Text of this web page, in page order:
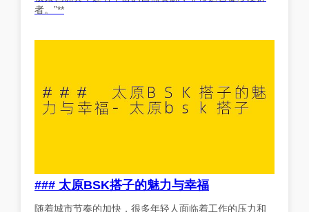
者。”**
### 太原BSK搭子的魅力与幸福
随着城市节奏的加快，很多年轻人面临着工作的压力和